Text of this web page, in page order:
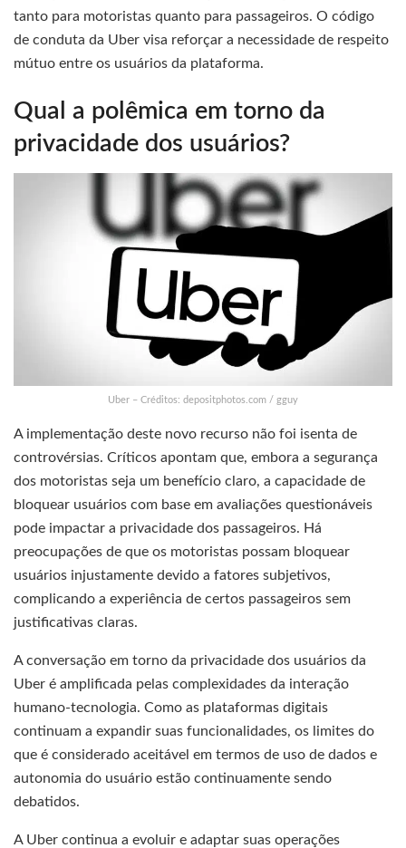
tanto para motoristas quanto para passageiros. O código
de conduta da Uber visa reforçar a necessidade de respeito
mútuo entre os usuários da plataforma.
Qual a polêmica em torno da
privacidade dos usuários?
Uber – Créditos: depositphotos.com / gguy
A implementação deste novo recurso não foi isenta de
controvérsias. Críticos apontam que, embora a segurança
dos motoristas seja um benefício claro, a capacidade de
bloquear usuários com base em avaliações questionáveis
pode impactar a privacidade dos passageiros. Há
preocupações de que os motoristas possam bloquear
usuários injustamente devido a fatores subjetivos,
complicando a experiência de certos passageiros sem
justificativas claras.
A conversação em torno da privacidade dos usuários da
Uber é amplificada pelas complexidades da interação
humano-tecnologia. Como as plataformas digitais
continuam a expandir suas funcionalidades, os limites do
que é considerado aceitável em termos de uso de dados e
autonomia do usuário estão continuamente sendo
debatidos.
A Uber continua a evoluir e adaptar suas operações